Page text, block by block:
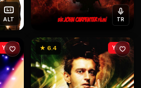
ALT TR
YENİ ★ 6.4 YENİ